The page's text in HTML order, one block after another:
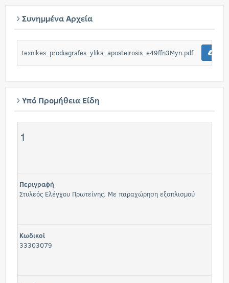
Συνημμένα Αρχεία
texnikes_prodiagrafes_ylika_aposteirosis_e49ffn3Myn.pdf
Υπό Προμήθεια Είδη
1
Περιγραφή
Στυλεός Ελέγχου Πρωτείνης. Με παραχώρηση εξοπλισμού
Κωδικοί
33303079